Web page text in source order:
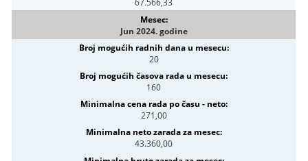
Jun 2024. godine
20
160
271,00
43.360,00